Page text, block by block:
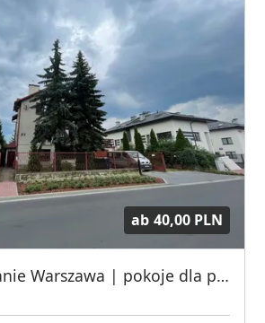
ab 40,00 PLN
Tanie Nocowanie Warszawa | pokoje dla pracowników Warszawa | Noclegi pod Warszawą